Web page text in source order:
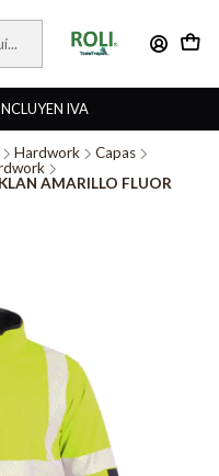
IVA
Hardwork
Capas
AMARILLO FLUOR